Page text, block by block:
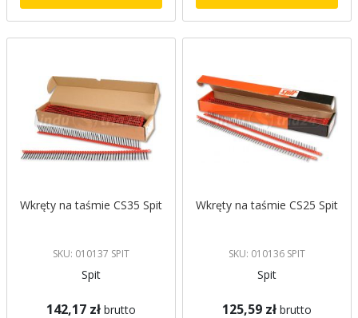
Wkręty na taśmie CS35 Spit
SKU: 010137 SPIT
Spit
142,17 zł brutto
Wkręty na taśmie CS25 Spit
SKU: 010136 SPIT
Spit
125,59 zł brutto